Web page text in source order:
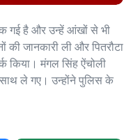
गई है और उन्हें आंखों से भी
जानकारी ली और पितरौटा
किया। मंगल सिंह ऐंचोली
साथ ले गए। उन्होंने पुलिस के